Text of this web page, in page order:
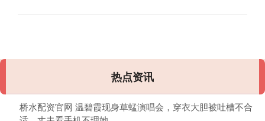
热点资讯
桥水配资官网 温碧霞现身草蜢演唱会，穿衣大胆被吐槽不合